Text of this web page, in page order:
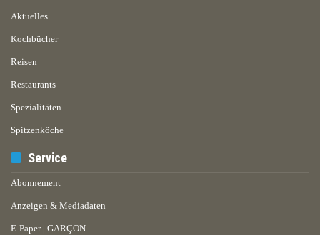
Aktuelles
Kochbücher
Reisen
Restaurants
Spezialitäten
Spitzenköche
Service
Abonnement
Anzeigen & Mediadaten
E-Paper | GARÇON